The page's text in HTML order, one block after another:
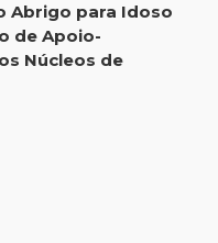
Abrigo para Idoso
de Apoio-
Núcleos de